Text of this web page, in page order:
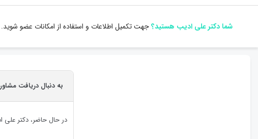
شما دکتر علی ادیب هستید؟جهت تکمیل اطلاعات و استفاده از امکانات عضو شوید.
به دنبال دریافت
در حال حاضر، دکتر علی